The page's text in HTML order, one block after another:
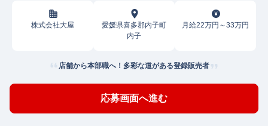
株式会社大屋
愛媛県喜多郡内子町
内子
月給22万円～33万円
店舗から本部職へ！多彩な道がある登録販売者
応募画面へ進む